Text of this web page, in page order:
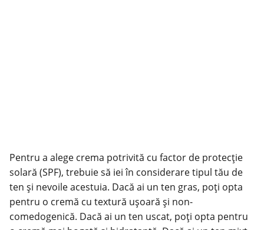
Pentru a alege crema potrivită cu factor de protecție
solară (SPF), trebuie să iei în considerare tipul tău de
ten și nevoile acestuia. Dacă ai un ten gras, poți opta
pentru o cremă cu textură ușoară și non-
comedogenică. Dacă ai un ten uscat, poți opta pentru